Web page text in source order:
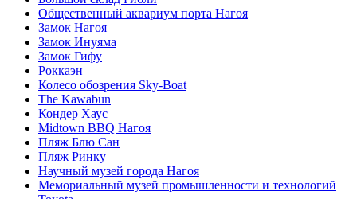
Общественный аквариум порта Нагоя
Замок Нагоя
Замок Инуяма
Замок Гифу
Роккаэн
Колесо обозрения Sky-Boat
The Kawabun
Кондер Хаус
Midtown BBQ Нагоя
Пляж Блю Сан
Пляж Ринку
Научный музей города Нагоя
Мемориальный музей промышленности и технологий